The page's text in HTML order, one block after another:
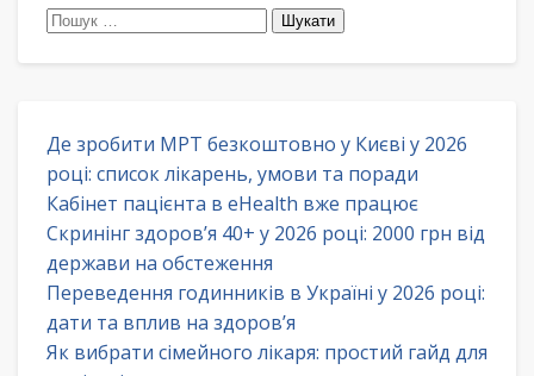
Пошук:
Де зробити МРТ безкоштовно у Києві у 2026
році: список лікарень, умови та поради
Кабінет пацієнта в eHealth вже працює
Скринінг здоров’я 40+ у 2026 році: 2000 грн від
держави на обстеження
Переведення годинників в Україні у 2026 році:
дати та вплив на здоров’я
Як вибрати сімейного лікаря: простий гайд для